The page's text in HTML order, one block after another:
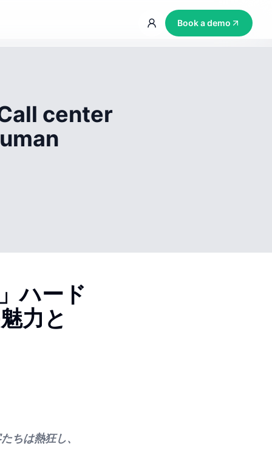
Book a demo
center
ハード
力と
ちは熱狂し、